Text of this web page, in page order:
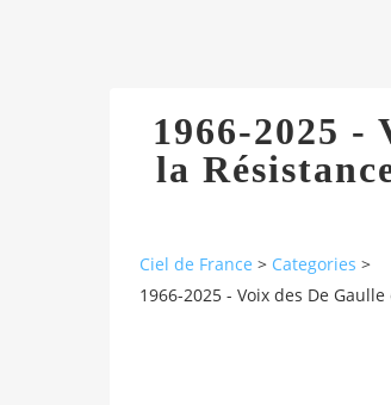
1966-2025 -
la
Ciel de France > Categories >
1966-2025 - Voix des De